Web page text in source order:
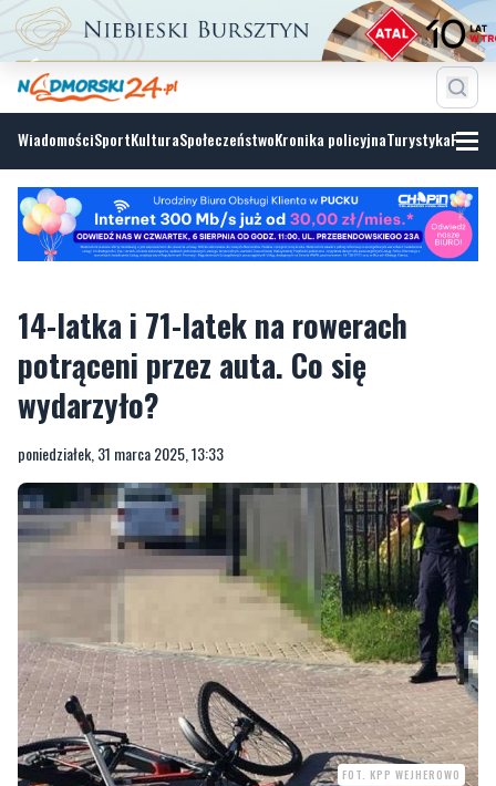
WiadomościSportKulturaSpołeczeństwoKronika policyjnaTurystyka
14-latka i 71-latek na rowerach
wydarzyło?
poniedziałek, 31 marca 2025, 13:33
FOT. KPP WEJHEROWO
Doszło do dwóch poważnych wypadków drogowych, w których